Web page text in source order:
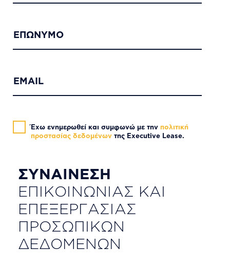
ΕΠΩΝΥΜΟ
EMAIL
Έχω ενημερωθεί και συμφωνώ με την πολιτική
προστασίας δεδομένων της Executive Lease.
Consents_
Section
ΣΥΝΑΙΝΕΣΗ
ΕΠΙΚΟΙΝΩΝΙΑΣ ΚΑΙ
ΕΠΕΞΕΡΓΑΣΙΑΣ
ΠΡΟΣΩΠΙΚΩΝ
ΔΕΔΟΜΕΝΩΝ